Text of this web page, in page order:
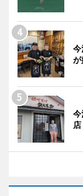
が
今